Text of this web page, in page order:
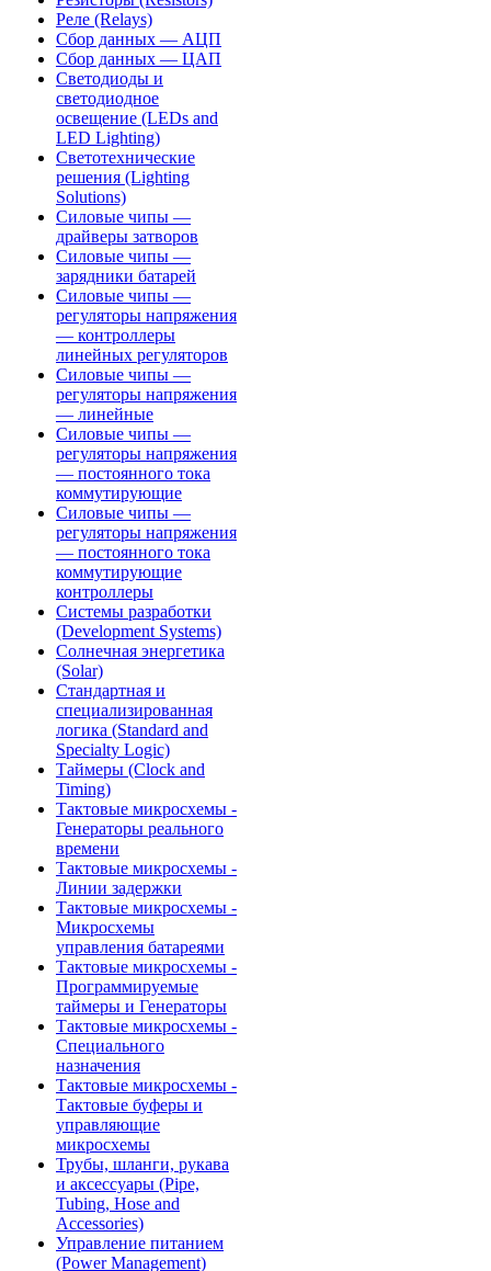
Реле (Relays)
Сбор данных — АЦП
Сбор данных — ЦАП
Светодиоды и
светодиодное
освещение (LEDs and
LED Lighting)
Светотехнические
решения (Lighting
Solutions)
Силовые чипы —
драйверы затворов
Силовые чипы —
зарядники батарей
Силовые чипы —
регуляторы напряжения
— контроллеры
линейных регуляторов
Силовые чипы —
регуляторы напряжения
— линейные
Силовые чипы —
регуляторы напряжения
— постоянного тока
коммутирующие
Силовые чипы —
регуляторы напряжения
— постоянного тока
коммутирующие
контроллеры
Системы разработки
(Development Systems)
Солнечная энергетика
(Solar)
Стандартная и
специализированная
логика (Standard and
Specialty Logic)
Таймеры (Clock and
Timing)
Тактовые микросхемы -
Генераторы реального
времени
Тактовые микросхемы -
Линии задержки
Тактовые микросхемы -
Микросхемы
управления батареями
Тактовые микросхемы -
Программируемые
таймеры и Генераторы
Тактовые микросхемы -
Специального
назначения
Тактовые микросхемы -
Тактовые буферы и
управляющие
микросхемы
Трубы, шланги, рукава
и аксессуары (Pipe,
Tubing, Hose and
Accessories)
Управление питанием
(Power Management)